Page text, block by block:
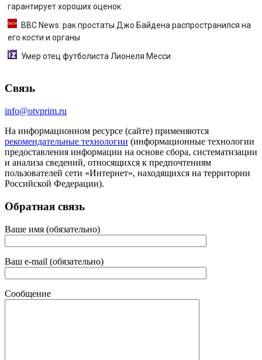
гарантирует хороших оценок
BBC News: рак простаты Джо Байдена распространился на
его кости и органы
Умер отец футболиста Лионеля Месси
Связь
info@otvprim.ru
На информационном ресурсе (сайте) применяются
рекомендательные технологии (информационные технологии
предоставления информации на основе сбора, систематизации
и анализа сведений, относящихся к предпочтениям
пользователей сети «Интернет», находящихся на территории
Российской Федерации).
Обратная связь
Ваше имя (обязательно)
Ваш e-mail (обязательно)
Сообщение